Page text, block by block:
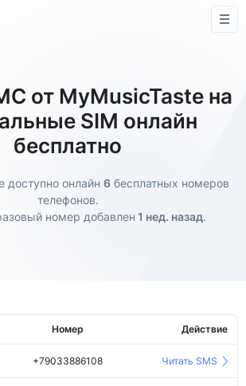
от MyMusicTaste на
SIM онлайн
бесплатно
доступно онлайн 6 бесплатных номеров
телефонов.
номер добавлен 1 нед. назад.
Номер Действие
+79033886108 Читать SMS